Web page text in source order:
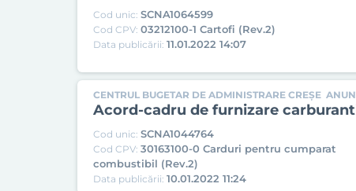
Cod unic: SCNA1064599
Cod CPV: 03212100-1 Cartofi (Rev.2)
Data publicării: 11.01.2022 14:07
CENTRUL BUGETAR DE ADMINISTRARE CREȘE
Acord-cadru de furnizare
Cod unic: SCNA1044764
Cod CPV: 30163100-0 Carduri pentru cumparat
combustibil (Rev.2)
Data publicării: 10.01.2022 11:24